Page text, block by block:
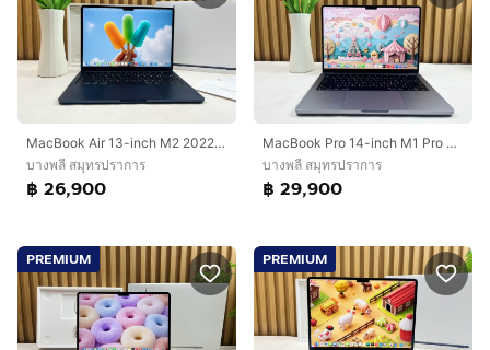
MacBook Air 13-inch M2 2022 Ram16GB SSD256GB
บางพลี สมุทรปราการ
฿ 26,900
MacBook Pro 14-inch M1 Pro 2021 Ram16GB SSD512GB Space gray
บางพลี สมุทรปราการ
฿ 29,900
PREMIUM PREMIUM